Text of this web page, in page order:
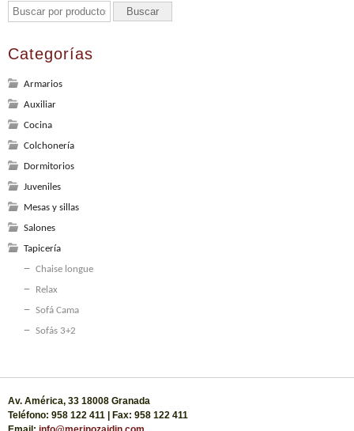
Categorías
Armarios
Auxiliar
Cocina
Colchonería
Dormitorios
Juveniles
Mesas y sillas
Salones
Tapicería
Chaise longue
Relax
Sofá Cama
Sofás 3+2
Av. América, 33 18008 Granada
Teléfono: 958 122 411 | Fax: 958 122 411